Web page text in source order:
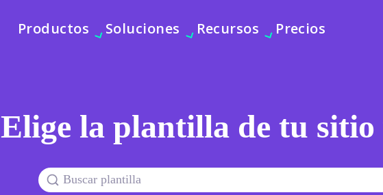
Productos Soluciones Recursos Precios
Elige la plantilla de tu sitio